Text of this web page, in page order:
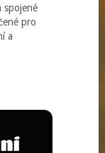
spojené
pro
a